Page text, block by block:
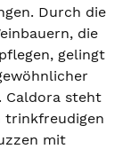
Durch die
die
gelingt
Caldora steht
trinkfreudigen
mit